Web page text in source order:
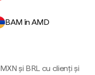
BAM în AMD
și BRL cu clienți și